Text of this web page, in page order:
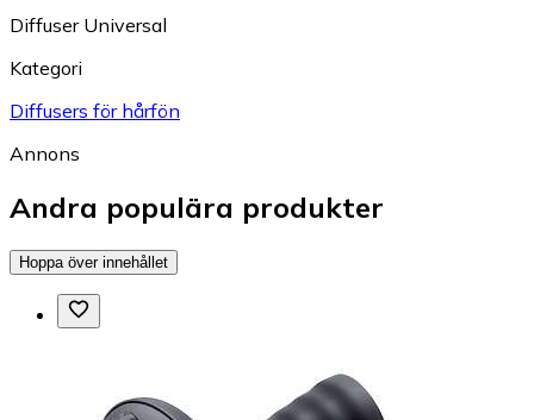
Diffuser Universal
Kategori
Diffusers för hårfön
Annons
Andra populära produkter
Hoppa över innehållet